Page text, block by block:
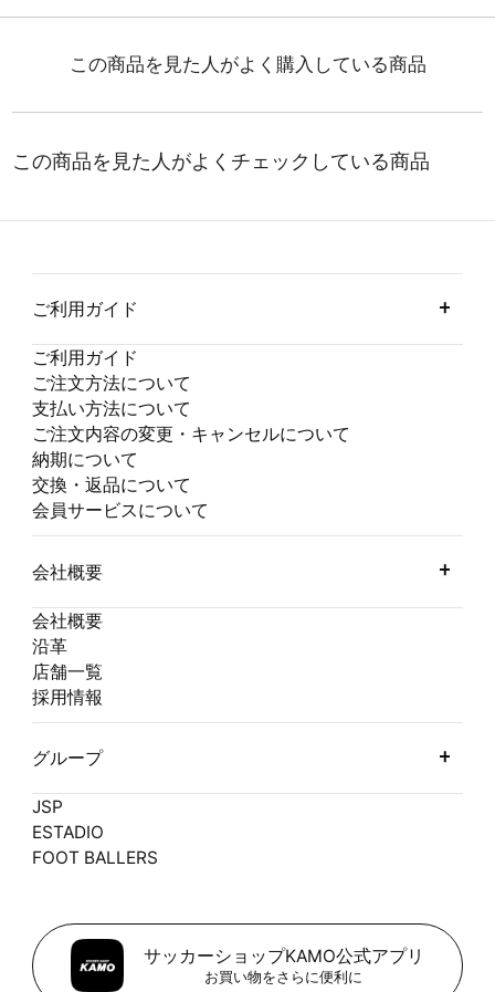
ご利用ガイド
ご利用ガイド
ご注文方法について
支払い方法について
ご注文内容の変更・キャンセルについて
納期について
交換・返品について
会員サービスについて
会社概要
会社概要
沿革
店舗一覧
採用情報
グループ
JSP
ESTADIO
FOOT BALLERS
サッカーショップKAMO公式アプリ
お買い物をさらに便利に